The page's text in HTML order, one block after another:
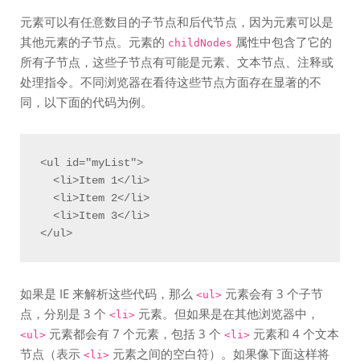
元素可以有任意数目的子节点和后代节点，因为元素可以是
其他元素的子节点。元素的 childNodes 属性中包含了它的
所有子节点，这些子节点有可能是元素、文本节点、注释或
处理指令。不同浏览器在看待这些节点方面存在显著的不
同，以下面的代码为例。
<ul id="myList">
如果是 IE 来解析这些代码，那么 <ul> 元素会有 3 个子节
点，分别是 3 个 <li> 元素。但如果是在其他浏览器中，
<ul> 元素都会有 7 个元素，包括 3 个 <li> 元素和 4 个文本
节点（表示 <li> 元素之间的空白符）。如果像下面这样将